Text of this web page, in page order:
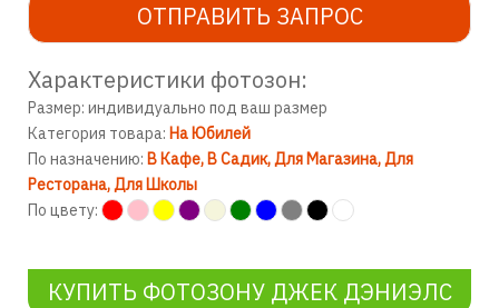
ОТПРАВИТЬ ЗАПРОС
Характеристики фотозон:
Размер: индивидуально под ваш размер
Категория товара: На Юбилей
По назначению: В Кафе В Садик Для Магазина Для
Ресторана Для Школы
По цвету:
КУПИТЬ ФОТОЗОНУ ДЖЕК ДЭНИЭЛС